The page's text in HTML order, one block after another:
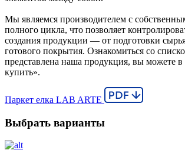
Мы являемся производителем с
полного цикла, что позволяет
создания продукции — от подготовки
готового покрытия. Ознакомиться со
представлена наша продукция, вы можете в
купить».
Паркет елка LAB ARTE
Выбрать варианты